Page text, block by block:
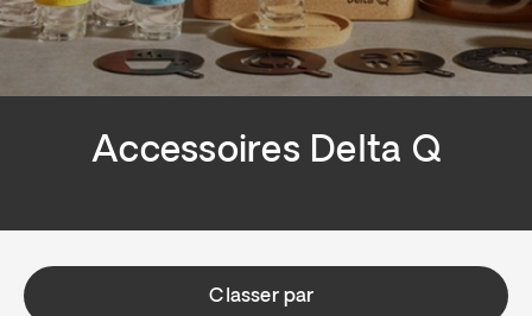
Accessoires Delta Q
Classer par